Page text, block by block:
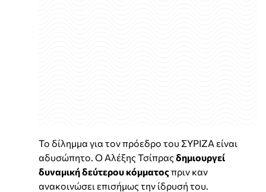
Το δίλημμα για τον πρόεδρο του ΣΥΡΙΖΑ είναι
αδυσώπητο. Ο Αλέξης Τσίπρας δημιουργεί
δυναμική δεύτερου κόμματοςπριν καν
ανακοινώσει επισήμως την ίδρυσή του.